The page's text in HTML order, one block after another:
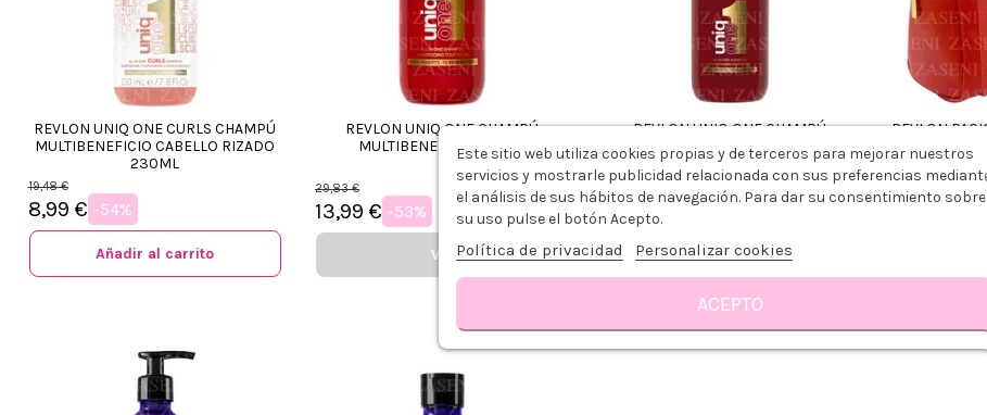
REVLON UNIQ ONE CURLS CHAMPÚ
MULTIBENEFICIO CABELLO RIZADO
230ML
19,48 €
8,99 € -54%
Añadir al carrito
REVLON UNIQ ONE CHAMPÚ
MULTIBENEFICIO 490ML
29,83 €
13,99 € -53%
Ver
REVLON UNIQ ONE CHAMPÚ
MULTIBENEFICIO 10 EN 1 230ML
18,15 €
5,99 € -67%
Añadir al carrito
REVLON
13,99 € -
Este sitio web utiliza cookies propias y de terceros para mejorar nuestros
servicios y mostrarle publicidad relacionada con sus preferencias
el análisis de sus hábitos de navegación. Para dar su consentimiento sobre
su uso pulse el botón Acepto.
Política de privacidad Personalizar cookies
ACEPTO